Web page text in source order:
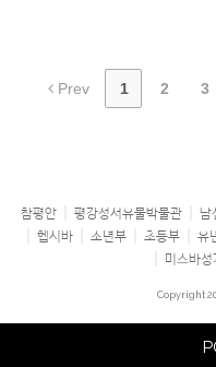
Prev 1 2 3
참평안 평강성서유물박물관 남
헵시바
소년부 초등부 유
미스바성
Copyright